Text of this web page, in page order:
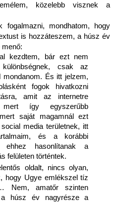
közelebb visznek a
fogalmazni, mondhatom, hogy
is hozzáteszem, a húsz év
kezdtem, bár ezt nem
csak az
És itt jelzem,
fogok hivatkozni
amit az internetre
így egyszerűbb
saját magamnál ezt
media területnek, itt
és a korábbi
ehhez hasonlítanak a
felületen történtek.
oldalt, nincs olyan,
hogy Ugye emlékszel tíz
Nem, amatőr szinten
húsz év nagyrésze a